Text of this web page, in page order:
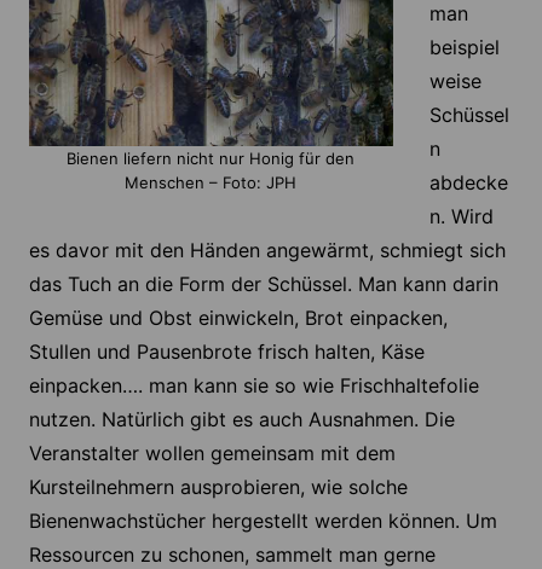
Bienen liefern nicht nur Honig für den
Menschen – Foto: JPH
man
beispiel
weise
Schüssel
n
abdecke
n. Wird
es davor mit den Händen angewärmt, schmiegt sich
das Tuch an die Form der Schüssel. Man kann darin
Gemüse und Obst einwickeln, Brot einpacken,
Stullen und Pausenbrote frisch halten, Käse
einpacken…. man kann sie so wie Frischhaltefolie
nutzen. Natürlich gibt es auch Ausnahmen. Die
Veranstalter wollen gemeinsam mit dem
Kursteilnehmern ausprobieren, wie solche
Bienenwachstücher hergestellt werden können. Um
Ressourcen zu schonen, sammelt man gerne